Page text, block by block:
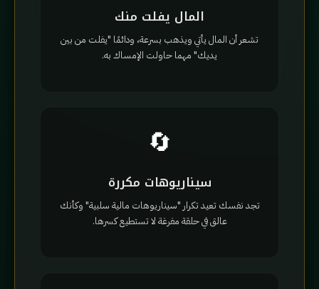
المال يفلت منك
تشعر أن المال يأتي ويذهب بسرعة، ودائمًا "يفلت من بين
يديك" مهما حاولت الإمساك به.
🔄
سيناريوهات مكررة
تجد نفسك تعيد تكرار "سيناريوهات مالية سلبية" وكأنك
عالق في حلقة مفرغة لا تستطيع كسرها.